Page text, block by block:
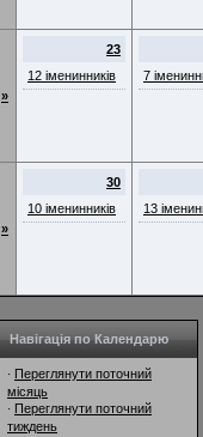
»
23
12 іменинників
7
»
30
10 іменинників
13
Навігація по Календарю
· Переглянути поточний
місяць
· Переглянути поточний
тиждень